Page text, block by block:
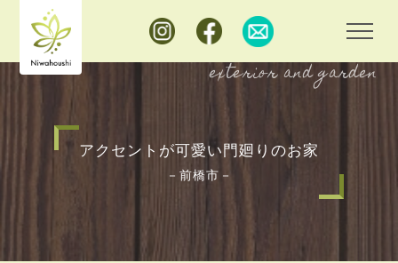
exterior and garden
アクセントが可愛い門廻りのお家
－前橋市－